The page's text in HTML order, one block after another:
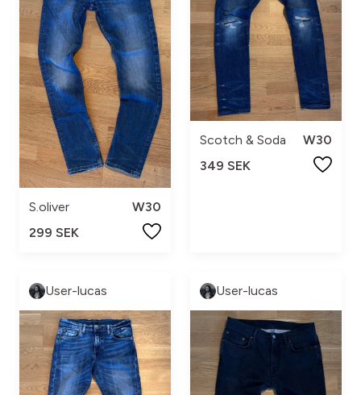
S.oliver
W30
299 SEK
Scotch & Soda
W30
349 SEK
User-lucas User-lucas